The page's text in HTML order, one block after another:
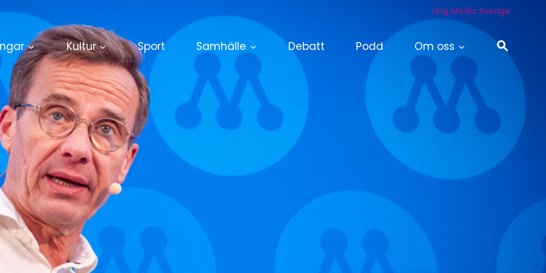
Ung Media Sverige
Kultur Sport Samhälle Debatt Podd Om oss